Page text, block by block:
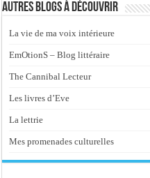
Autres blogs à découvrir
La vie de ma voix intérieure
EmOtionS – Blog littéraire
The Cannibal Lecteur
Les livres d’Eve
La lettrie
Mes promenades culturelles